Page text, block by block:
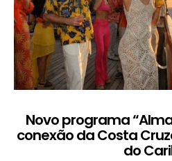
Novo programa
conexão da Costa
do